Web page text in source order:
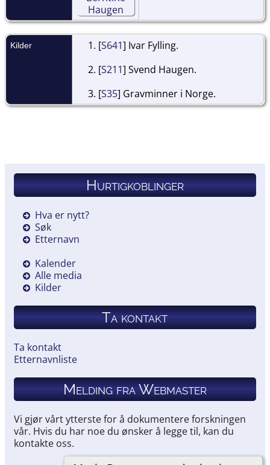
Kilder [S641] Ivar Fylling.
[S211] Svend Haugen.
[S35] Gravminner i Norge.
Hurtigkoblinger
Hva er nytt?
Søk
Etternavn
Kalender
Alle media
Kilder
Ta kontakt
Ta kontakt
Etternavnliste
Melding fra Webmaster
Vi gjør vårt ytterste for å dokumentere forskningen
vår. Hvis du har noe du ønsker å legge til, kan du
kontakte oss.